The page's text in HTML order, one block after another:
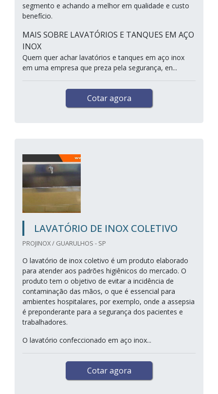
segmento e achando a melhor em qualidade e custo
benefício.
MAIS SOBRE LAVATÓRIOS E TANQUES EM AÇO
INOX
Quem quer achar lavatórios e tanques em aço inox
em uma empresa que preza pela segurança, en...
Cotar agora
LAVATÓRIO DE INOX COLETIVO
PROJINOX / GUARULHOS - SP
O lavatório de inox coletivo é um produto elaborado
para atender aos padrões higiênicos do mercado. O
produto tem o objetivo de evitar a incidência de
contaminação das mãos, o que é essencial para
ambientes hospitalares, por exemplo, onde a assepsia
é preponderante para a segurança dos pacientes e
trabalhadores.
O lavatório confeccionado em aço inox...
Cotar agora